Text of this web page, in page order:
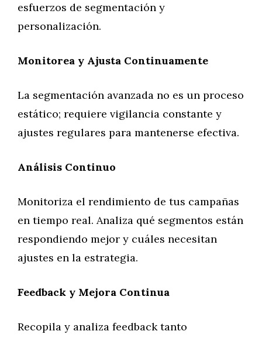
esfuerzos de segmentación y
personalización.
Monitorea y Ajusta Continuamente
La segmentación avanzada no es un proceso
estático; requiere vigilancia constante y
ajustes regulares para mantenerse efectiva.
Análisis Continuo
Monitoriza el rendimiento de tus campañas
en tiempo real. Analiza qué segmentos están
respondiendo mejor y cuáles necesitan
ajustes en la estrategia.
Feedback y Mejora Continua
Recopila y analiza feedback tanto